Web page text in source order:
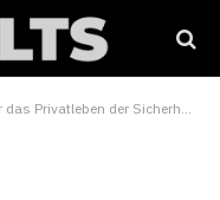
der Sicherheitsexpertin